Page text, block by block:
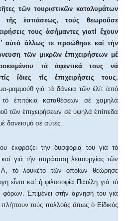
τῶν τουριστικῶν καταλυμάτων
τῆς ἑστιάσεως, τούς θεωροῦσε
τους ἀσήμαντες γιατί ἔχουν
αὐτό ἄλλως τε προώθησε καί τήν
τῶν μικρῶν ἐπιχειρήσεων μέ
τά ἀφεντικά τους νά
ἴδιες τίς ἐπιχειρήσεις τους.
μαμμούθ γιά τά δάνεια τῶν ἐλίτ ἀπό
ἐπιτόκια καταθέσεων σέ χαμηλά
τῶν ἐπιχειρήσεων σέ ὑψηλά ἐπίπεδα
δανεισμό σέ αὐτές.
ἐκφράζει τήν δυσφορία του γιά τό
γιά τήν παράταση λειτουργίας τῶν
τό λουκέτο τῶν ὁποίων θεώρησε
εἶναι καί ἡ φιλοσοφία Πατέλη γιά τό
Ἐπιμένει στήν ἄρνησή του γιά
τούς πολλούς ὅπως ὁ Εἰδικός